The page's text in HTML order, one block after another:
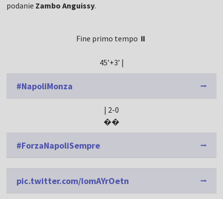
podanie Zambo Anguissy.
Fine primo tempo ⏸
45’+3’ |
#NapoliMonza
| 2-0
��
#ForzaNapoliSempre
pic.twitter.com/IomAYrOetn